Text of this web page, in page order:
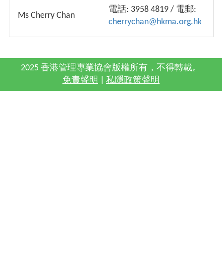
Ms Cherry Chan
電話: 3958 4819 / 電郵:
cherrychan@hkma.org.hk
2025 香港管理專業協會版權所有，不得轉載。
免責聲明
私隱政策聲明